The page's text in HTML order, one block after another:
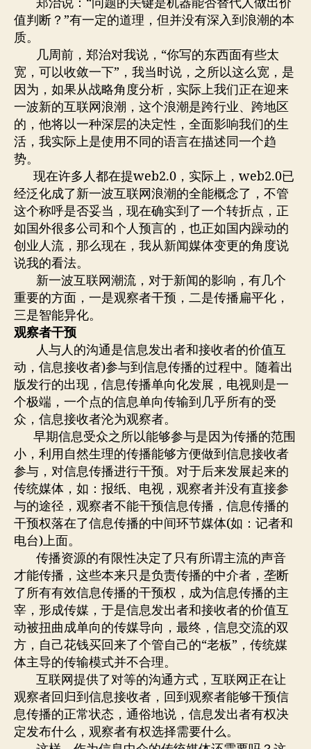
值判断？”有一定的道理，但并没有深入到浪潮的本
质。
几周前，郑治对我说，“你写的东西面有些太
宽，可以收敛一下”，我当时说，之所以这么宽，是
因为，如果从战略角度分析，实际上我们正在迎来
一波新的互联网浪潮，这个浪潮是跨行业、跨地区
的，他将以一种深层的决定性，全面影响我们的生
活，我实际上是使用不同的语言在描述同一个趋
势。
现在许多人都在提web2.0，实际上，web2.0已
经泛化成了新一波互联网浪潮的全能概念了，不管
这个称呼是否妥当，现在确实到了一个转折点，正
如国外很多公司和个人预言的，也正如国内躁动的
创业人流，那么现在，我从新闻媒体变更的角度说
说我的看法。
新一波互联网潮流，对于新闻的影响，有几个
重要的方面，一是观察者干预，二是传播扁平化，
三是智能异化。
观察者干预
人与人的沟通是信息发出者和接收者的价值互
动，信息接收者)参与到信息传播的过程中。随着出
版发行的出现，信息传播单向化发展，电视则是一
个极端，一个点的信息单向传输到几乎所有的受
众，信息接收者沦为观察者。
早期信息受众之所以能够参与是因为传播的范围
小，利用自然生理的传播能够方便做到信息接收者
参与，对信息传播进行干预。对于后来发展起来的
传统媒体，如：报纸、电视，观察者并没有直接参
与的途径，观察者不能干预信息传播，信息传播的
干预权落在了信息传播的中间环节媒体(如：记者和
电台)上面。
传播资源的有限性决定了只有所谓主流的声音
才能传播，这些本来只是负责传播的中介者，垄断
了所有有效信息传播的干预权，成为信息传播的主
宰，形成传媒，于是信息发出者和接收者的价值互
动被扭曲成单向的传媒导向，最终，信息交流的双
方，自己花钱买回来了个管自己的“老板”，传统媒
体主导的传输模式并不合理。
互联网提供了对等的沟通方式，互联网正在让
观察者回归到信息接收者，回到观察者能够干预信
息传播的正常状态，通俗地说，信息发出者有权决
定发布什么，观察者有权选择需要什么。